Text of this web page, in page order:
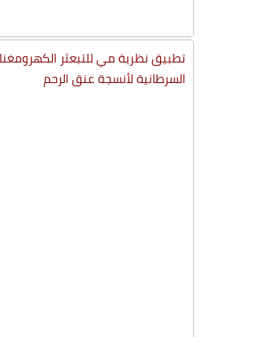
تطبيق نظرية مي للتبعثر
السرطانية لأنسجة عنق الرحم